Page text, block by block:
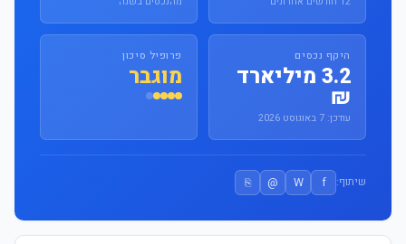
היקף נכסים
3.2 מיליארד
₪
עודכן: 7 באוגוסט 2026
פרופיל סיכון
מוגבר
שיתוף: f
W
@
⎘